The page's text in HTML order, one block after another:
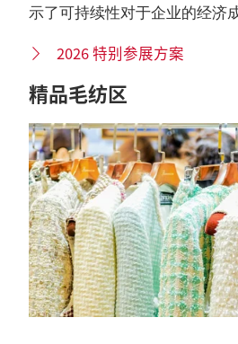
示了可持续性对于企业的经济
2026 特别参展方案
精品毛纺区